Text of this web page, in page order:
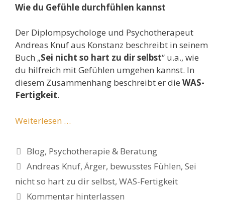
Wie du Gefühle durchfühlen kannst
Der Diplompsychologe und Psychotherapeut
Andreas Knuf aus Konstanz beschreibt in seinem
Buch „Sei nicht so hart zu dir selbst“ u.a., wie
du hilfreich mit Gefühlen umgehen kannst. In
diesem Zusammenhang beschreibt er die WAS-
Fertigkeit.
Weiterlesen …
Kategorien
Blog, Psychotherapie & Beratung
Schlagwörter
Andreas Knuf,Ärger, bewusstes Fühlen,Sei
nicht so hart zu dir selbst, WAS-Fertigkeit
Kommentar hinterlassen